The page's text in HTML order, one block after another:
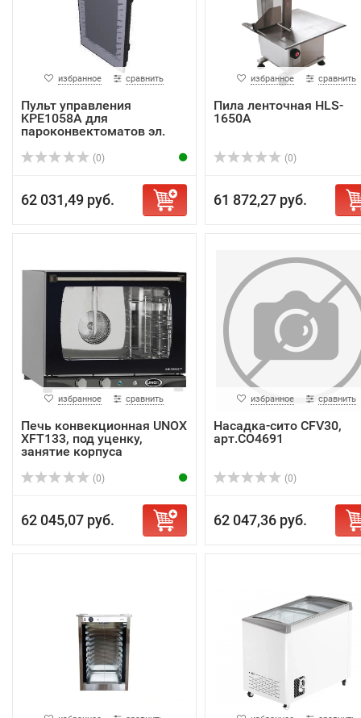
избранное сравнить
Пульт управления
KPE1058A для
пароконвектоматов эл.
(0)
62 031,49 руб.
избранное сравнить
Пила ленточная HLS-
1650A
(0)
61 872,27 руб.
избранное сравнить
Печь конвекционная UNOX
XFT133, под уценку,
занятие корпуса
(0)
62 045,07 руб.
избранное сравнить
Насадка-сито CFV30,
арт.CO4691
(0)
62 047,36 руб.